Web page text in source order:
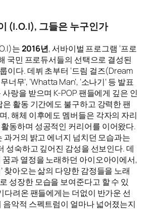
(I.O.I), 그들은 누구인가
는2016년, 서바이벌 프로그램 ‘프로
국민 프로듀서들의 선택으로 결성된
이다. 데뷔 초부터 ‘드림 걸즈(Dream
너무’, ‘Whatta Man’, ‘소나기’ 등 발표
랑을 받으며 K-POP 팬들에게 깊은 인
활동 기간에도 불구하고 강력한 팬
, 해체 이후에도 멤버들은 각자의 자리
동하며 성공적인 커리어를 이어왔다.
과거의 밝고 에너지 넘치던 모습과는
성숙하고 깊어진 감성을 선보인다. 데
꿈과 열정을 노래하던 아이오아이에서,
찾아오는 삶의 다양한 감정들을 노래
성장한 모습을 보여준다고 할 수 있
다려온 팬들에게는 더없이 반가운 선
음악적 스펙트럼이 얼마나 넓어졌는지